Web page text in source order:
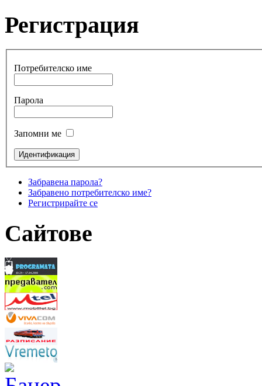
Регистрация
Потребителско име
Парола
Запомни ме
Забравена парола?
Забравено потребителско име?
Регистрирайте се
Сайтове